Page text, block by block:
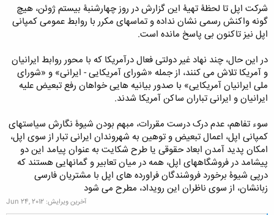
​​شرکت اپل تا لحظۀ تهیۀ این گزارش در روز چهارشنبۀ بیستم ژوئن، هیچ
گونه واکنش رسمی نشان نداده و تماسهای مکرر با روابط عمومی کمپانی
اپل نیز تاکنون بی پاسخ مانده است.
در این حال، چند نهاد غیر دولتی فعال درآمریکا که با محور روابط ایرانیان
و آمریکا تلاش می کنند، از جمله «شورای آمریکایی - ایرانی» و «شورای
ملی ایرانیان آمریکایی» با صدور بیانیه هایی خواهان رفع تبعیض علیه
ایرانیان و ایرانی تباران ساکن آمریکا شدند.
​​سوء تفاهم، عدم درک درست مقررات، مبهم بودن شیوۀ نگارش سیاستهای
کمپانی اپل، اعمال تبعیض و توهین به شهروندان ایرانی تبار از سوی اپل،
امکان پدید آمدن ابعاد حقوقی یا طرح شکایت به عنوان پیامد این دو
پیشامد در فروشگاههای اپل، همه در میان تعابیر و گمانهایی هستند که
درپی شیوۀ برخورد فروشندگان فراورده های اپل با مشتریان فارسی
زبانشان، از سوی ناظران این رویداد، مطرح می شود
آخرین ویرایش: Jun 24, 2012